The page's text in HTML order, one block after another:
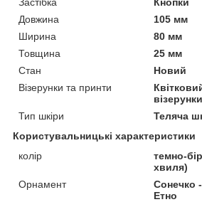
Довжина
105 мм
Ширина
80 мм
Товщина
25 мм
Стан
Новий
Візерунки та принти
візерунки
Тип шкіри
Теляча
Користувальницькі характеристики
колір
темно-
хвиля)
Орнамент
Сонечко
Етно